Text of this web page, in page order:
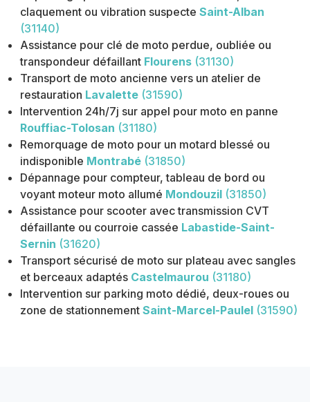
claquement ou vibration suspecte Saint-Alban
(31140)
Assistance pour clé de moto perdue, oubliée ou
transpondeur défaillant Flourens (31130)
Transport de moto ancienne vers un atelier de
restauration Lavalette (31590)
Intervention 24h/7j sur appel pour moto en panne
Rouffiac-Tolosan (31180)
Remorquage de moto pour un motard blessé ou
indisponible Montrabé (31850)
Dépannage pour compteur, tableau de bord ou
voyant moteur moto allumé Mondouzil (31850)
Assistance pour scooter avec transmission CVT
défaillante ou courroie cassée Labastide-Saint-
Sernin (31620)
Transport sécurisé de moto sur plateau avec sangles
et berceaux adaptés Castelmaurou (31180)
Intervention sur parking moto dédié, deux-roues ou
zone de stationnement Saint-Marcel-Paulel (31590)